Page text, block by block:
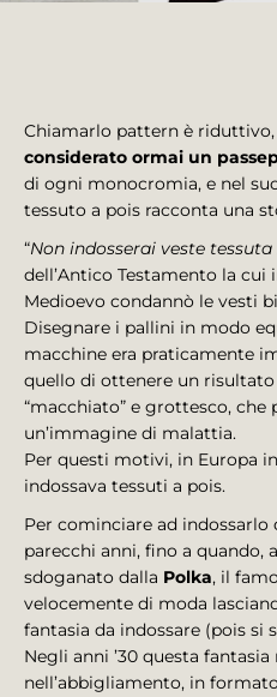
Chiamarlo pattern è riduttivo,
considerato ormai un
di ogni monocromia, e nel
tessuto a pois racconta una
“Non indosserai veste tessuta
dell’Antico Testamento la
Medioevo condannò le vesti
Disegnare i pallini in modo
macchine era praticamente
quello di ottenere un
“macchiato” e grottesco,
un’immagine di malattia.
Per questi motivi, in Europa
indossava tessuti a pois.
Per cominciare ad indossarlo
parecchi anni, fino a quando,
sdoganato dalla Polka, il
velocemente di moda
fantasia da indossare (pois si
Negli anni ’30 questa
nell’abbigliamento, in